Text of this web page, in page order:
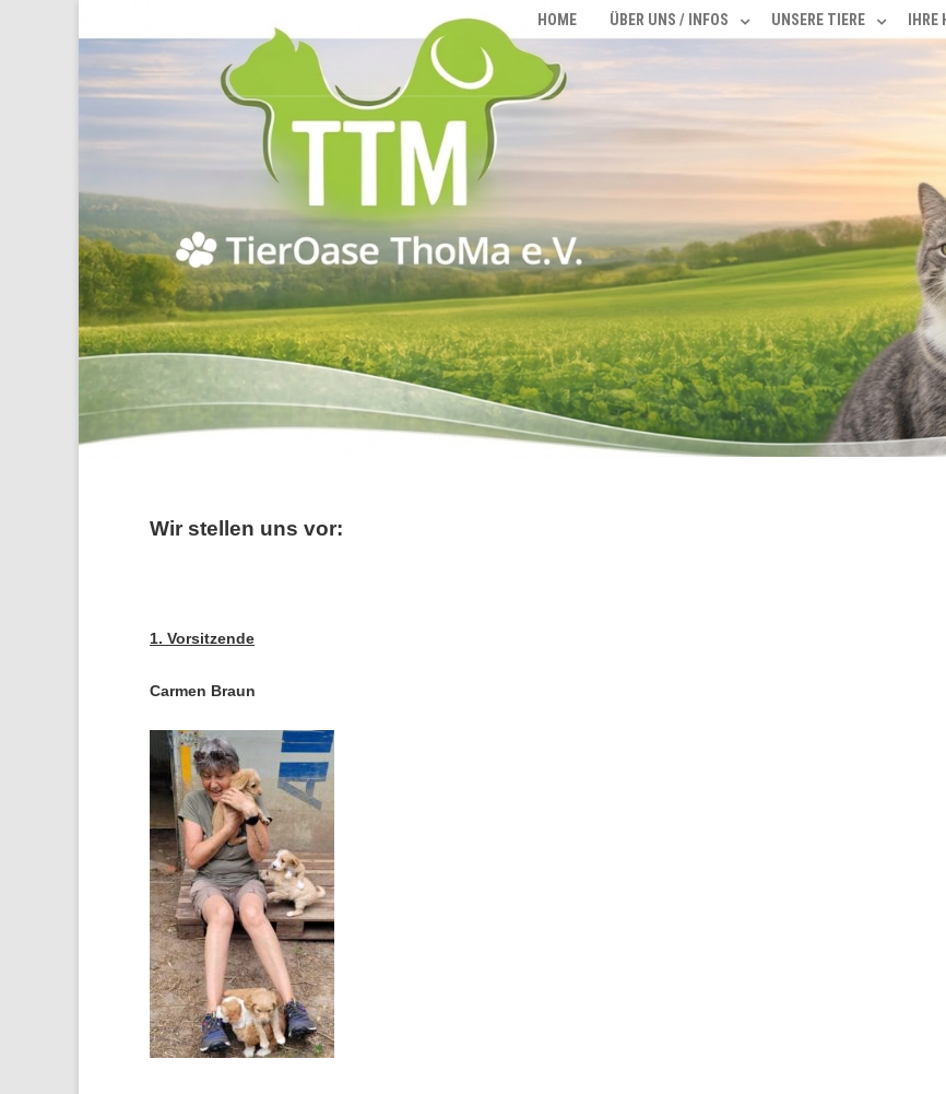
HOME ÜBER UNS / INFOS UNSERE TIERE
Wir stellen uns vor:
1. Vorsitzende
Carmen Braun